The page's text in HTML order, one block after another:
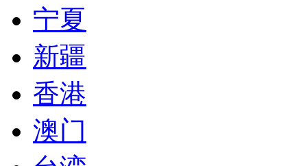
宁夏
新疆
香港
澳门